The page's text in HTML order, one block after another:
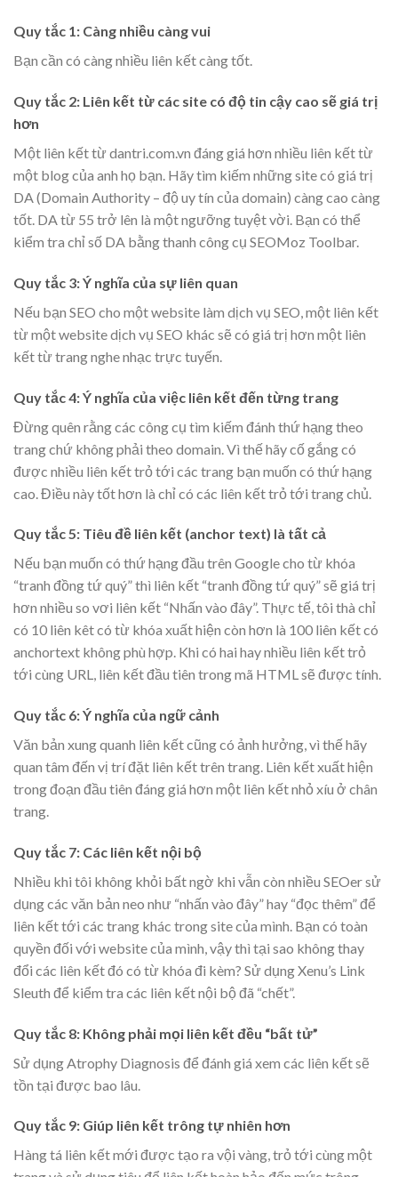
Quy tắc 1: Càng nhiều càng vui
Bạn cần có càng nhiều liên kết càng tốt.
Quy tắc 2: Liên kết từ các site có độ tin cậy cao sẽ giá trị
hơn
Một liên kết từ dantri.com.vn đáng giá hơn nhiều liên kết từ
một blog của anh họ bạn. Hãy tìm kiếm những site có giá trị
DA (Domain Authority – độ uy tín của domain) càng cao càng
tốt. DA từ 55 trở lên là một ngưỡng tuyệt vời. Bạn có thể
kiểm tra chỉ số DA bằng thanh công cụ SEOMoz Toolbar.
Quy tắc 3: Ý nghĩa của sự liên quan
Nếu bạn SEO cho một website làm dịch vụ SEO, một liên kết
từ một website dịch vụ SEO khác sẽ có giá trị hơn một liên
kết từ trang nghe nhạc trực tuyến.
Quy tắc 4: Ý nghĩa của việc liên kết đến từng trang
Đừng quên rằng các công cụ tìm kiếm đánh thứ hạng theo
trang chứ không phải theo domain. Vì thế hãy cố gắng có
được nhiều liên kết trỏ tới các trang bạn muốn có thứ hạng
cao. Điều này tốt hơn là chỉ có các liên kết trỏ tới trang chủ.
Quy tắc 5: Tiêu đề liên kết (anchor text) là tất cả
Nếu bạn muốn có thứ hạng đầu trên Google cho từ khóa
“tranh đồng tứ quý” thì liên kết “tranh đồng tứ quý” sẽ giá trị
hơn nhiều so vơi liên kết “Nhấn vào đây”. Thực tế, tôi thà chỉ
có 10 liên kêt có từ khóa xuất hiện còn hơn là 100 liên kết có
anchortext không phù hợp. Khi có hai hay nhiều liên kết trỏ
tới cùng URL, liên kết đầu tiên trong mã HTML sẽ được tính.
Quy tắc 6: Ý nghĩa của ngữ cảnh
Văn bản xung quanh liên kết cũng có ảnh hưởng, vì thế hãy
quan tâm đến vị trí đặt liên kết trên trang. Liên kết xuất hiện
trong đoạn đầu tiên đáng giá hơn một liên kết nhỏ xíu ở chân
trang.
Quy tắc 7: Các liên kết nội bộ
Nhiều khi tôi không khỏi bất ngờ khi vẫn còn nhiều SEOer sử
dụng các văn bản neo như “nhấn vào đây” hay “đọc thêm” để
liên kết tới các trang khác trong site của mình. Bạn có toàn
quyền đối với website của mình, vậy thì tại sao không thay
đổi các liên kết đó có từ khóa đi kèm? Sử dụng Xenu’s Link
Sleuth để kiểm tra các liên kết nội bộ đã “chết”.
Quy tắc 8: Không phải mọi liên kết đều “bất tử”
Sử dụng Atrophy Diagnosis để đánh giá xem các liên kết sẽ
tồn tại được bao lâu.
Quy tắc 9: Giúp liên kết trông tự nhiên hơn
Hàng tá liên kết mới được tạo ra vội vàng, trỏ tới cùng một